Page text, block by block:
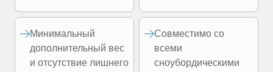
Минимальный
дополнительный вес
и отсутствие лишнего
Совместимо со
всеми
сноубордическими